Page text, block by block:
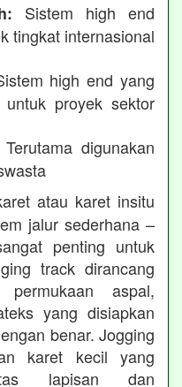
Sistem high end
tingkat internasional
high end yang
proyek sektor
Terutama digunakan
atau karet insitu
jalur sederhana –
penting untuk
track dirancang
aspal,
yang disiapkan
benar. Jogging
karet kecil yang
lapisan dan